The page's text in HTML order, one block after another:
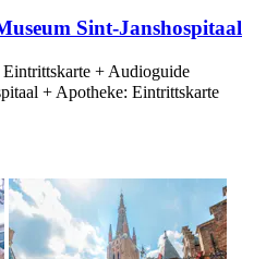
Sint-Janshospitaal
+ Audioguide
+ Apotheke: Eintrittskarte